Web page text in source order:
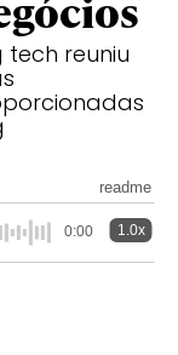
tech reuniu
readme
0:00 1.0x